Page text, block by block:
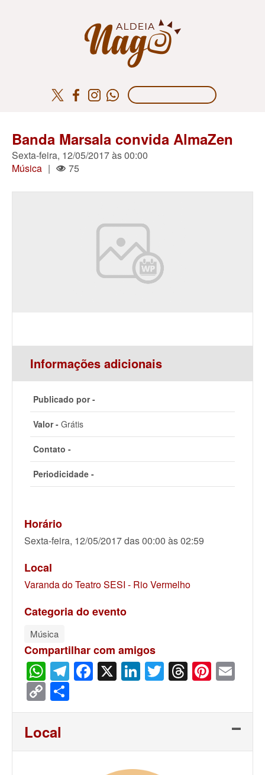
Banda Marsala convida AlmaZen
Sexta-feira, 12/05/2017 às 00:00
Música | 75
Informações adicionais
Publicado por -
Valor - Grátis
Contato -
Periodicidade -
Horário
Sexta-feira, 12/05/2017 das 00:00 às 02:59
Local
Varanda do Teatro SESI - Rio Vermelho
Categoria do evento
Música
Compartilhar com amigos
WhatsApp
Telegram
Facebook
X LinkedIn
Twitter
Threads
Copy
Link
Local